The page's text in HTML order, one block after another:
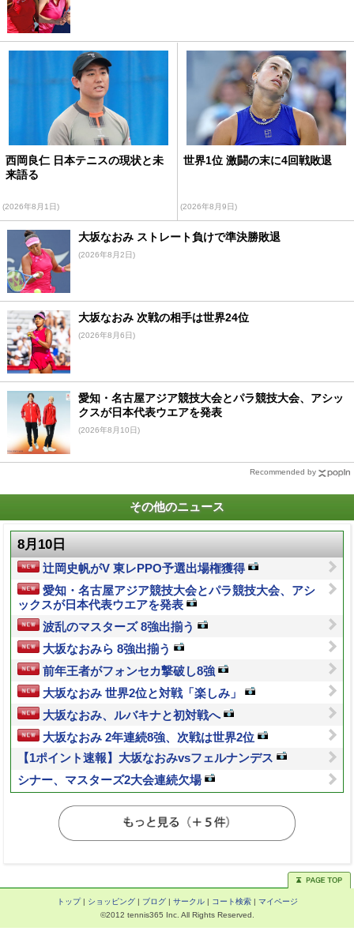
西岡良仁 日本テニスの現状と未
来語る
(2026年8月1日)
世界1位 激闘の末に4回戦敗退
(2026年8月9日)
大坂なおみ ストレート負けで準決勝敗退
(2026年8月2日)
大坂なおみ 次戦の相手は世界24位
(2026年8月6日)
愛知・名古屋アジア競技大会とパラ競技大会、アシッ
クスが日本代表ウエアを発表
(2026年8月10日)
Recommended by
その他のニュース
8月10日
辻岡史帆がV 東レPPO予選出場権獲得
愛知・名古屋アジア競技大会とパラ競技大会、アシ
ックスが日本代表ウエアを発表
波乱のマスターズ 8強出揃う
大坂なおみら 8強出揃う
前年王者がフォンセカ撃破し8強
大坂なおみ 世界2位と対戦「楽しみ」
大坂なおみ、ルバキナと初対戦へ
大坂なおみ 2年連続8強、次戦は世界2位
【1ポイント速報】大坂なおみvsフェルナンデス
シナー、マスターズ2大会連続欠場
トップ| ショッピング| ブログ| サークル| コート検索| マイページ
©2012 tennis365 Inc. All Rights Reserved.